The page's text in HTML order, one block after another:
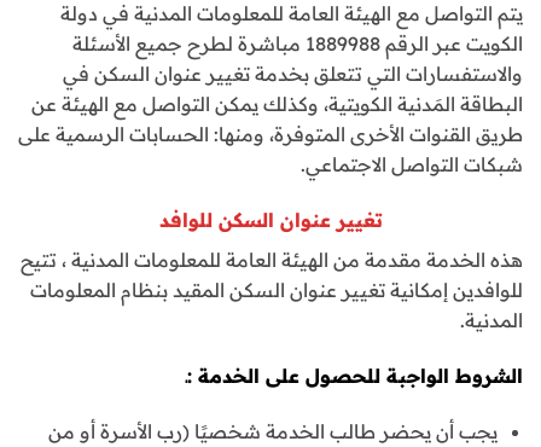
يتم التواصل مع الهيئة العامة للمعلومات المدنية في دولة
الكويت عبر الرقم 1889988 مباشرة لطرح جميع الأسئلة
والاستفسارات التي تتعلق بخدمة تغيير عنوان السكن في
البطاقة المَدنية الكويتية، وكذلك يمكن التواصل مع الهيئة عن
طريق القنوات الأخرى المتوفرة، ومنها: الحسابات الرسمية على
شبكات التواصل الاجتماعي.
تغيير عنوان السكن للوافد
هذه الخدمة مقدمة من الهيئة العامة للمعلومات المدنية ، تتيح
للوافدين إمكانية تغيير عنوان السكن المقيد بنظام المعلومات
المدنية.
الشروط الواجبة للحصول على الخدمة :ـ
يجب أن يحضر طالب الخدمة شخصيًا (رب الأسرة أو من